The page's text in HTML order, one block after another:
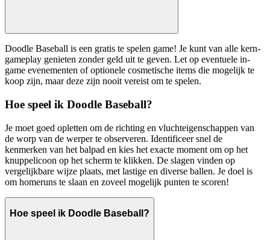
Doodle Baseball is een gratis te spelen game! Je kunt van alle kern-
gameplay genieten zonder geld uit te geven. Let op eventuele in-
game evenementen of optionele cosmetische items die mogelijk te
koop zijn, maar deze zijn nooit vereist om te spelen.
Hoe speel ik Doodle Baseball?
Je moet goed opletten om de richting en vluchteigenschappen van
de worp van de werper te observeren. Identificeer snel de
kenmerken van het balpad en kies het exacte moment om op het
knuppelicoon op het scherm te klikken. De slagen vinden op
vergelijkbare wijze plaats, met lastige en diverse ballen. Je doel is
om homeruns te slaan en zoveel mogelijk punten te scoren!
Hoe speel ik Doodle Baseball?